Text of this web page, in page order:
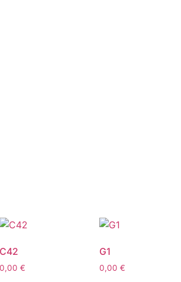
C42
0,00 €
G1
0,00 €